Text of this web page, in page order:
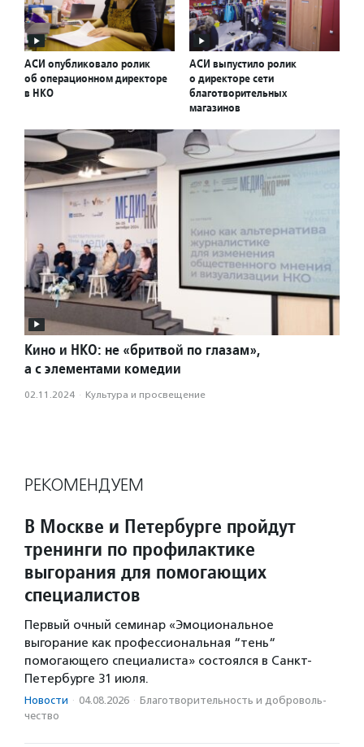
АСИ опубликовало ролик
об операционном директоре
в НКО
АСИ выпустило ролик
о директоре сети
благотворительных
магазинов
Кино и НКО: не «бритвой по глазам»,
а с элементами комедии
02.11.2024 · Культура и просвещение
РЕКОМЕНДУЕМ
В Москве и Петербурге пройдут
тренинги по профилактике
выгорания для помогающих
специалистов
Первый очный семинар «Эмоциональное
выгорание как профессиональная “тень“
помогающего специалиста» состоялся в Санкт-
Петербурге 31 июля.
Новости · 04.08.2026 · Благотвори­тель­ность и доброволь­
чест­во